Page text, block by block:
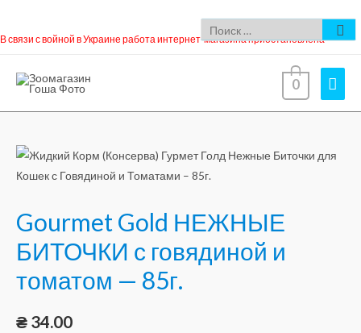
В связи с войной в Украине работа интернет-магазина приостановлена
0
Gourmet Gold НЕЖНЫЕ
БИТОЧКИ с говядиной и
томатом — 85г.
₴ 34.00